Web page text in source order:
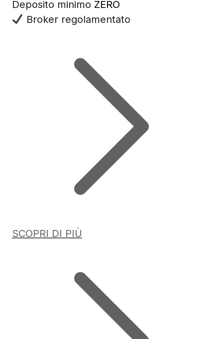
Deposito minimo ZERO
Broker regolamentato
SCOPRI DI PIÙ